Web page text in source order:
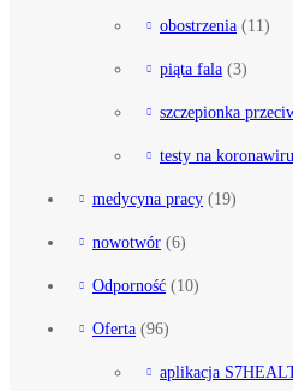
obostrzenia (11)
piąta fala (3)
szczepionka
testy na
medycyna pracy (19)
nowotwór (6)
Odporność (10)
Oferta (96)
aplikacja